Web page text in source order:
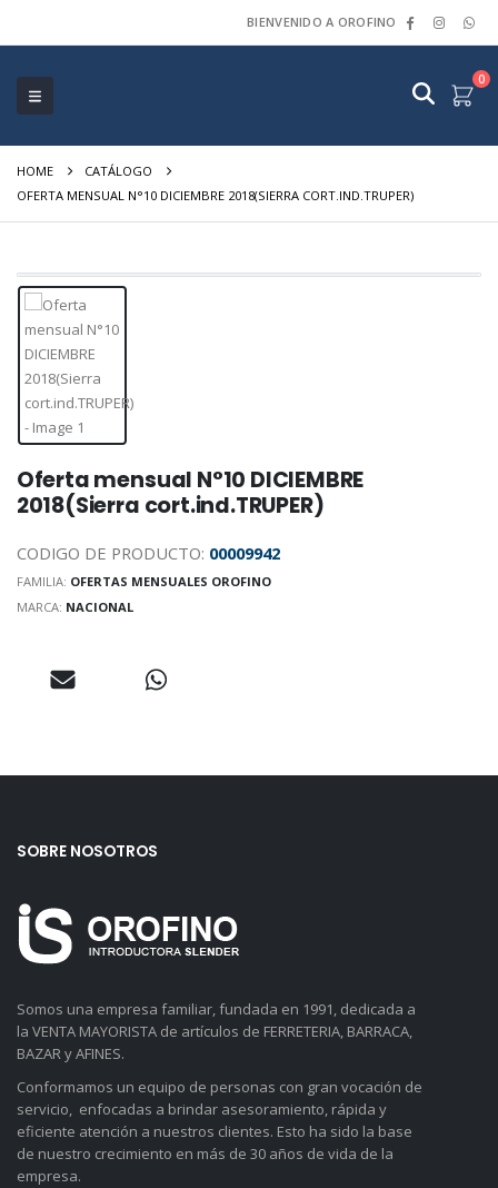
BIENVENIDO A OROFINO
0
HOME
CATÁLOGO
OFERTA MENSUAL N°10 DICIEMBRE 2018(SIERRA CORT.IND.TRUPER)
Oferta mensual N°10 DICIEMBRE
2018(Sierra cort.ind.TRUPER)
CODIGO DE PRODUCTO: 00009942
FAMILIA: OFERTAS MENSUALES OROFINO
MARCA: NACIONAL
SOBRE NOSOTROS
Somos una empresa familiar, fundada en 1991, dedicada a
la VENTA MAYORISTA de artículos de FERRETERIA, BARRACA,
BAZAR y AFINES.
Conformamos un equipo de personas con gran vocación de
servicio, enfocadas a brindar asesoramiento, rápida y
eficiente atención a nuestros clientes. Esto ha sido la base
de nuestro crecimiento en más de 30 años de vida de la
empresa.